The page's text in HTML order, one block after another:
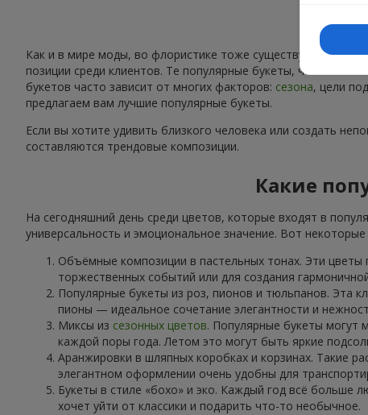
Как и в мире моды, во флористике тоже существуют свои
позиции среди клиентов. Те популярные букеты, что
букетов часто зависит от многих факторов: сезона, цели
предлагаем вам лучшие популярные букеты.
Если вы хотите удивить близкого человека или создать
составляются трендовые композиции.
Какие
На сегодняшний день среди цветов, которые входят в
универсальность и эмоциональное значение. Вот некоторые
Объёмные композиции в пастельных тонах. Эти цветы
торжественных событий или для создания
Популярные букеты из роз, пионов и тюльпанов. Эта
пионы — идеальное сочетание элегантности и
Миксы из сезонных цветов. Популярные букеты могут
каждой поры года. Летом это могут быть яркие
Аранжировки в шляпных коробках и корзинах. Такие
элегантном оформлении очень удобны для
Букеты в стиле «бохо» и эко. Каждый год всё больше
хочет уйти от классики и подарить что-то необычное.